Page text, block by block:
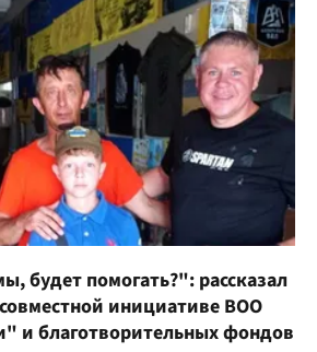
будет помогать?": рассказал
инициативе ВОО
и благотворительных фондов